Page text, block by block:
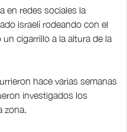
en redes sociales la
israelí rodeando con el
cigarrillo a la altura de la
hace varias semanas
investigados los
zona.